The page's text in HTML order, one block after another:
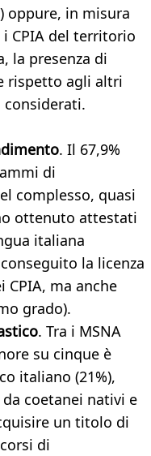
oppure, in misura
CPIA del territorio
la presenza di
rispetto agli altri
. Il 67,9%
di
complesso, quasi
ottenuto attestati
italiana
la licenza
ma anche
grado).
. Tra i MSNA
su cinque è
italiano (21%),
coetanei nativi e
un titolo di
di